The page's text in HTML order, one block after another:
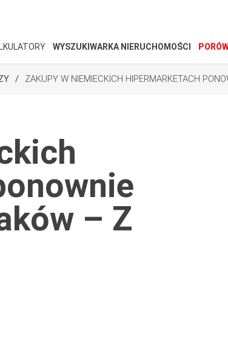
WYSZUKIWARKA NIERUCHOMOŚCI
ZAKUPY W NIEMIECKICH HIPERMARKETACH
– Z